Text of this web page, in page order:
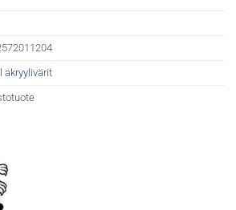
akryylivärit